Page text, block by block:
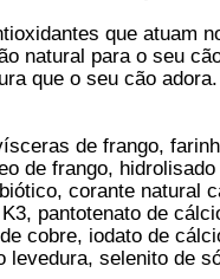
que atuam
natural para o seu
que o seu cão adora.
de frango,
de frango,
corante natural
pantotenato de
cobre, iodato de
selenito de